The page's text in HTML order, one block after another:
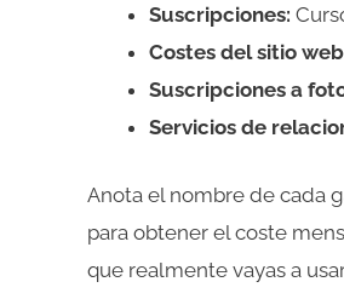
Suscripciones:
Costes del sitio
Suscripciones a
Servicios de
Anota el nombre de cada
para obtener el coste
que realmente vayas a